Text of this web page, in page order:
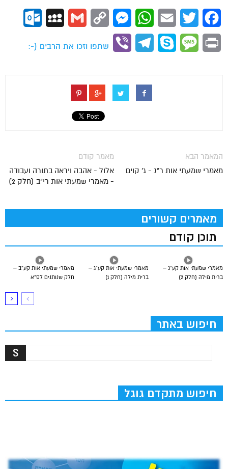
Facebook
Twitter
Email
WhatsApp
Messenger
Copy
Gmail
MySpace
Print
Message
Skype
Telegram
Viber
שתפו וזכו את הרבים (-:
מאמר קודם
אלול - אהבה ויראה בתורה ועבודה
- מאמרי שמעתי אות רי"ב (חלק 2)
המאמר הבא
מאמרי שמעתי אות ר"ג - ג' קוים
מאמרים קשורים
תוכן קודם
מאמרי שמעתי אות קע”ב –
חלק שנותנים לס”א
מאמרי שמעתי אות קע”ג –
ברית מילה (חלק 1)
מאמרי שמעתי אות קע”ג –
ברית מילה (חלק 2)
חיפוש באתר
חיפוש מתקדם גוגל